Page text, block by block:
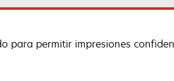
para permitir impresiones